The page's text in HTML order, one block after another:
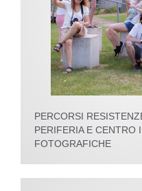
PERCORSI
PERIFERIA E CENTRO
FOTOGRAFICHE